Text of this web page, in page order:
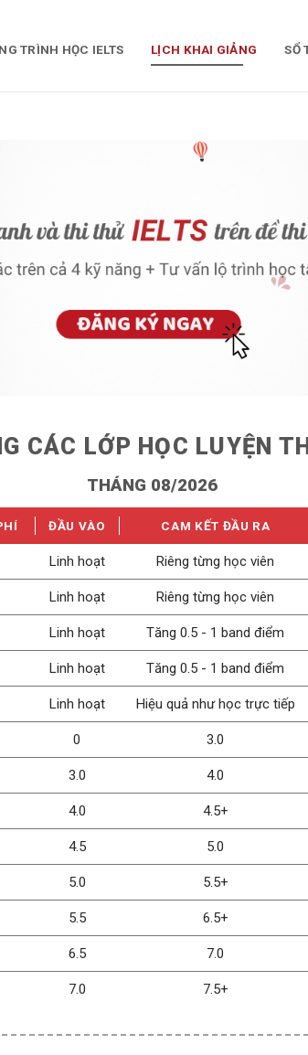
TRÌNH HỌC IELTS LỊCH KHAI GIẢNG SỔ
CÁC LỚP HỌC LUYỆN
THÁNG 08/2026
ĐẦU VÀO CAM KẾT ĐẦU RA
Linh hoạt Riêng từng học viên
Linh hoạt Riêng từng học viên
Linh hoạt Tăng 0.5 - 1 band điểm
Linh hoạt Tăng 0.5 - 1 band điểm
Linh hoạt Hiệu quả như học trực tiếp
0 3.0
3.0 4.0
4.0 4.5+
4.5 5.0
5.0 5.5+
5.5 6.5+
6.5 7.0
7.0 7.5+